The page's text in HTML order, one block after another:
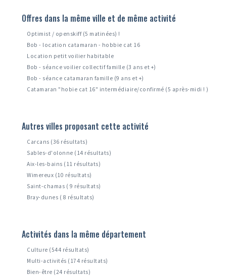
Offres dans la même ville et de même activité
Optimist / openskiff (5 matinées) !
Bob - location catamaran - hobbie cat 16
Location petit voilier habitable
Bob - séance voilier collectif famille (3 ans et +)
Bob - séance catamaran famille (9 ans et +)
Catamaran "hobie cat 16" intermédiaire/confirmé (5 après-midi ! )
Autres villes proposant cette activité
Carcans (36 résultats)
Sables-d'olonne (14 résultats)
Aix-les-bains (11 résultats)
Wimereux (10 résultats)
Saint-chamas ( 9 résultats)
Bray-dunes ( 8 résultats)
Activités dans la même département
Culture (544 résultats)
Multi-activités (174 résultats)
Bien-être (24 résultats)